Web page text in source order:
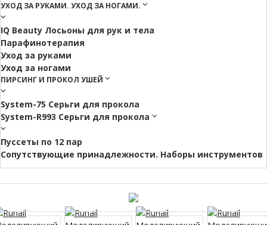
УХОД ЗА РУКАМИ. УХОД ЗА НОГАМИ.
IQ Beauty Лосьоны для рук и тела
Парафинотерапия
Уход за руками
Уход за ногами
ПИРСИНГ И ПРОКОЛ УШЕЙ
System-75 Серьги для прокола
System-R993 Серьги для прокола
Пуссеты по 12 пар
Cопутствующие принадлежности. Наборы инструментов